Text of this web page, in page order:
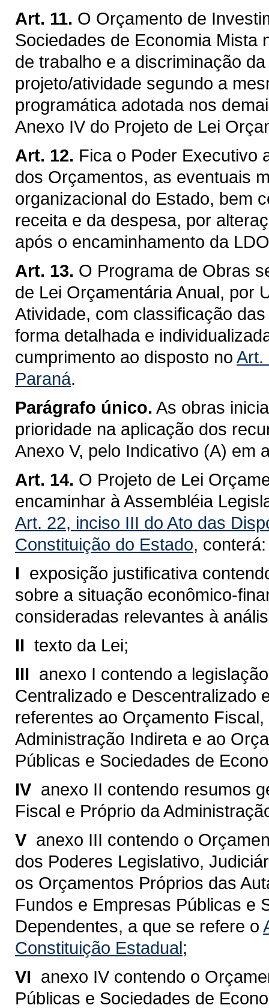
Art. 11. O Orçamento de
Sociedades de Economia Mista
de trabalho e a discriminação
projeto/atividade segundo a
programática adotada nos
Anexo IV do Projeto de Lei
Art. 12. Fica o Poder Executivo
dos Orçamentos, as eventuais
organizacional do Estado, bem
receita e da despesa, por
após o encaminhamento da
Art. 13. O Programa de Obras
de Lei Orçamentária Anual, por
Atividade, com classificação
forma detalhada e
cumprimento ao disposto no Art.
Paraná.
Parágrafo único. As obras
prioridade na aplicação dos
Anexo V, pelo Indicativo (A) em
Art. 14. O Projeto de Lei
encaminhar à Assembléia
Art. 22, inciso III do Ato das
Constituição do Estado, conterá:
I  exposição justificativa
sobre a situação econômico-
consideradas relevantes à
II  texto da Lei;
III  anexo I contendo a
Centralizado e Descentralizado
referentes ao Orçamento
Administração Indireta e ao
Públicas e Sociedades de
IV  anexo II contendo resumos
Fiscal e Próprio da
V  anexo III contendo o
dos Poderes Legislativo,
os Orçamentos Próprios das
Fundos e Empresas Públicas e
Dependentes, a que se refere o
Constituição Estadual;
VI  anexo IV contendo o
Públicas e Sociedades de